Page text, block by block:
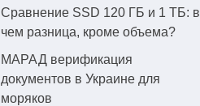
Сравнение SSD 120 ГБ и 1 ТБ: в
чем разница, кроме объема?
МАРАД верификация
документов в Украине для
моряков